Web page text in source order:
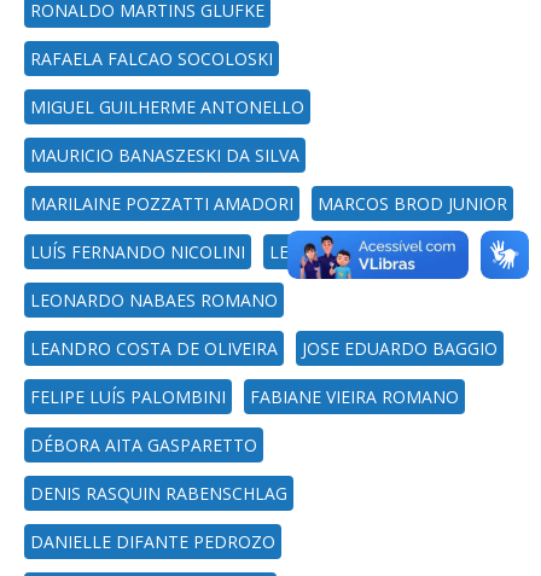
RONALDO MARTINS GLUFKE
RAFAELA FALCAO SOCOLOSKI
MIGUEL GUILHERME ANTONELLO
MAURICIO BANASZESKI DA SILVA
MARILAINE POZZATTI AMADORI MARCOS BROD JUNIOR
LUÍS FERNANDO NICOLINI LEONORA ROMANO
LEONARDO NABAES ROMANO
LEANDRO COSTA DE OLIVEIRA JOSE EDUARDO BAGGIO
FELIPE LUÍS PALOMBINI FABIANE VIEIRA ROMANO
DÉBORA AITA GASPARETTO
DENIS RASQUIN RABENSCHLAG
DANIELLE DIFANTE PEDROZO